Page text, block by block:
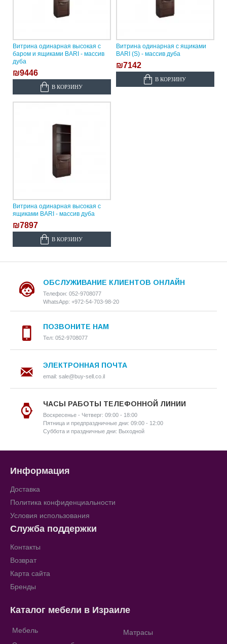
Витрина одинарная высокая с
баром и ящиками BARI - массив
дуба
₪9446
В КОРЗИНУ
Витрина одинарная с ящиками
BARI (S) - массив дуба
₪7142
В КОРЗИНУ
Витрина одинарная высокая с
ящиками BARI - массив дуба
₪7897
В КОРЗИНУ
ОБСЛУЖИВАНИЕ КЛИЕНТОВ ОНЛАЙН
Телефон: 052-9708077
WhatsApp: +972-54-703-98-20
ПОЗВОНИТЕ НАМ
Тел: 052-9708077
ЭЛЕКТРОННАЯ ПОЧТА
email: sale@buy-sell.co.il
ЧАСЫ РАБОТЫ ТЕЛЕФОННОЙ ЛИНИИ
Воскресенье - Четверг: 09:00 - 18:00
Пятница и предпраздничные дни: 09:00 - 12:00
Суббота и праздничные дни: Выходной
Информация
Доставка
Политика конфиденциальности
Условия использования
Служба поддержки
Контакты
Возврат
Карта сайта
Бренды
Каталог мебели в Израиле
Мебель
Матрасы